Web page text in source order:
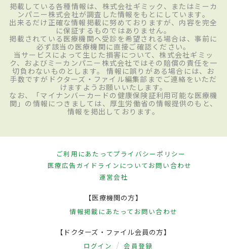
掲載している各種情報は、株式会社ギミック、またはミーカ
ンパニー株式会社が調査した情報をもとにしています。
出来るだけ正確な情報掲載に努めておりますが、内容を完全
に保証するものではありません。
掲載されている医療機関へ受診を希望される場合は、事前に
必ず該当の医療機関に直接ご確認ください。
当サービスによって生じた損害について、株式会社ギミッ
ク、およびミーカンパニー株式会社ではその賠償の責任を一
切負わないものとします。 情報に誤りがある場合には、お
手数ですがドクターズ・ファイル編集部までご連絡をいただ
けますようお願いいたします。
なお、「マイナンバーカードの健康保険証利用可能な医療機
関」の情報につきましては、厚生労働省の情報提供のもと、
情報を掲出しております。
ご利用にあたってプライバシーポリシー
医療広告ガイドラインについてお問い合わせ
運営会社
【医療機関の方】
情報掲載にあたって お問い合わせ
【ドクターズ・ファイル会員の方】
ログイン 会員登録